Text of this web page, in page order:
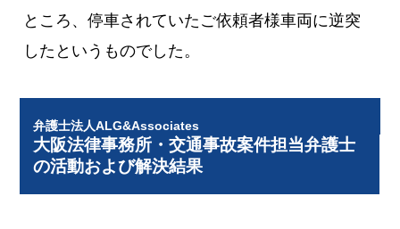
ところ、停車されていたご依頼者様車両に逆突
したというものでした。
弁護士法人ALG&Associates
大阪法律事務所・交通事故案件担当弁護士
の活動および解決結果